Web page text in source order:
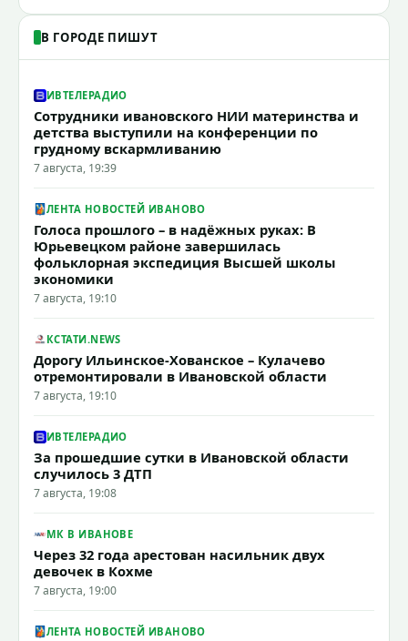
В ГОРОДЕ ПИШУТ
ИВТЕЛЕРАДИО
Сотрудники ивановского НИИ материнства и
детства выступили на конференции по
грудному вскармливанию
7 августа, 19:39
ЛЕНТА НОВОСТЕЙ ИВАНОВО
Голоса прошлого – в надёжных руках: В
Юрьевецком районе завершилась
фольклорная экспедиция Высшей школы
экономики
7 августа, 19:10
КСТАТИ.NEWS
Дорогу Ильинское-Хованское – Кулачево
отремонтировали в Ивановской области
7 августа, 19:10
ИВТЕЛЕРАДИО
За прошедшие сутки в Ивановской области
случилось 3 ДТП
7 августа, 19:08
МК В ИВАНОВЕ
Через 32 года арестован насильник двух
девочек в Кохме
7 августа, 19:00
ЛЕНТА НОВОСТЕЙ ИВАНОВО